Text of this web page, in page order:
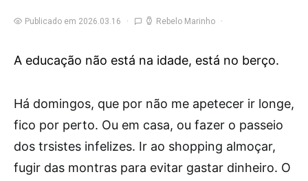
Publicado em 2026.03.16 Rebelo Marinho
A educação não está na idade, está no berço.
Há domingos, que por não me apetecer ir longe,
fico por perto. Ou em casa, ou fazer o passeio
dos trsistes infelizes. Ir ao shopping almoçar,
fugir das montras para evitar gastar dinheiro. O